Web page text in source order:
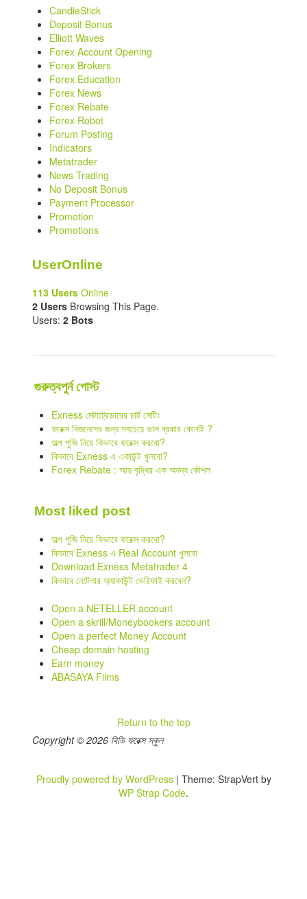
CandleStick
Deposit Bonus
Elliott Waves
Forex Account Opening
Forex Brokers
Forex Education
Forex News
Forex Rebate
Forex Robot
Forum Posting
Indicators
Metatrader
News Trading
No Deposit Bonus
Payment Processor
Promotion
Promotions
UserOnline
113 Users Online
2 Users Browsing This Page.
Users:2 Bots
গুরুত্বপুর্ন পোস্ট
Exness মেটাট্রেডারের চার্ট সেটিং
ফরেক্স বিজনেসের জন্য সবচেয়ে ভাল ব্রকার কোনটি ?
অল্প পুজি নিয়ে কিভাবে ফরেক্স করবো?
কিভাবে Exness এ একাউন্ট খুলবো?
Forex Rebate : আয় বৃদ্ধির এক অনন্য কৌশল
Most liked post
অল্প পুজি নিয়ে কিভাবে ফরেক্স করবো?
কিভাবে Exness এ Real Account খুলবো
Download Exness Metatrader 4
কিভাবে নেটেলার অ্যাকাউন্ট ভেরিফাই করবেন?
Open a NETELLER account
Open a skrill/Moneybookers account
Open a perfect Money Account
Cheap domain hosting
Earn money
ABASAYA Films
Return to the top
Copyright © 2026 বিডি ফরেক্স স্কুল
Proudly powered by WordPress | Theme: StrapVert by
WP Strap Code.